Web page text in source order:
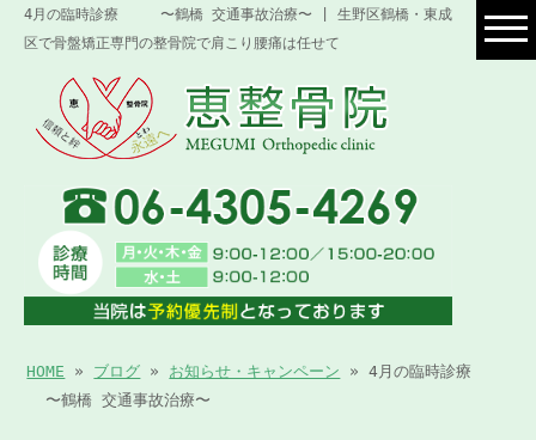
4月の臨時診療 〜鶴橋 交通事故治療〜 | 生野区鶴橋・東成
区で骨盤矯正専門の整骨院で肩こり腰痛は任せて
HOME » ブログ » お知らせ・キャンペーン » 4月の臨時診療
〜鶴橋 交通事故治療〜